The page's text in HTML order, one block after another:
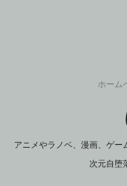
ホーム
アニメやラノベ、漫画、ゲー
次元自堕